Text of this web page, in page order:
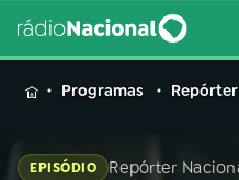
MENUProgramas
EPISÓDIO Repórter